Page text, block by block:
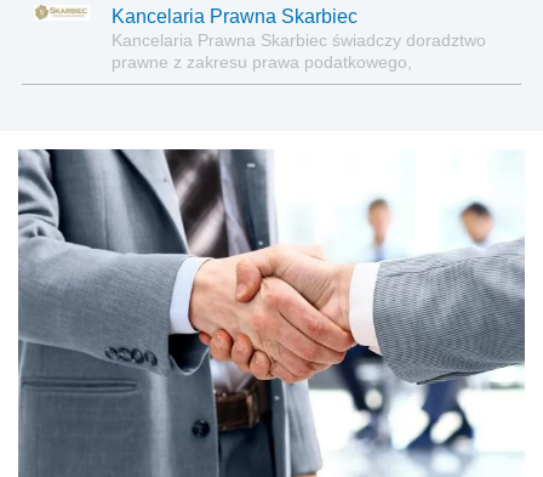
Kancelaria Prawna Skarbiec
Kancelaria Prawna Skarbiec świadczy doradztwo
prawne z zakresu prawa podatkowego,
gospodarczego, cywilnego i karnego.